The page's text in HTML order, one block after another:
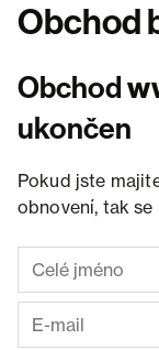
Obchod
Obchod
ukončen
Pokud jste
obnovení, tak